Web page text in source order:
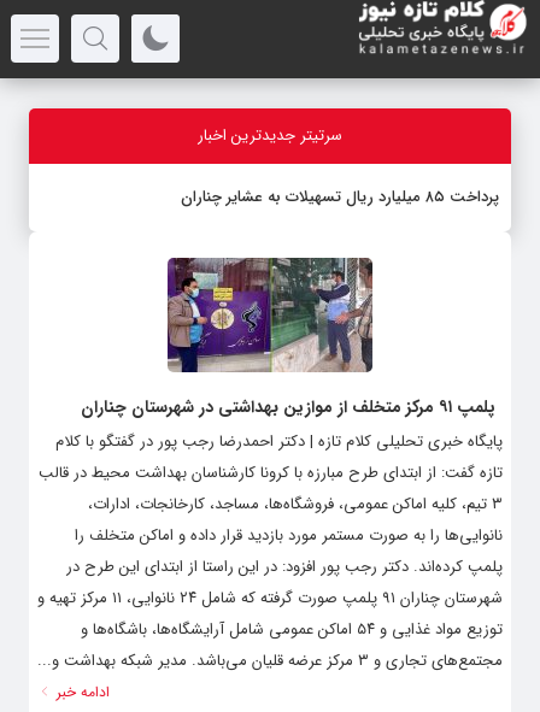
سرتیتر جدیدترین اخبار
پرداخت ۸۵ میلیارد ریال تسهیلات به عشایر چناران
پلمپ ۹۱ مرکز متخلف از موازین بهداشتی در شهرستان چناران
پایگاه خبری تحلیلی کلام تازه | دکتر احمدرضا رجب پور در گفتگو با کلام
تازه گفت: از ابتدای طرح مبارزه با کرونا کارشناسان بهداشت محیط در قالب
۳ تیم، کلیه اماکن عمومی، فروشگاه‌ها، مساجد، کارخانجات، ادارات،
نانوایی‌ها را به صورت مستمر مورد بازدید قرار داده و اماکن متخلف را
پلمپ کرده‌اند. دکتر رجب پور افزود: در این راستا از ابتدای این طرح در
شهرستان چناران ۹۱ پلمپ صورت گرفته که شامل ۲۴ نانوایی، ۱۱ مرکز تهیه و
توزیع مواد غذایی و ۵۴ اماکن عمومی شامل آرایشگاه‌ها، باشگاه‌ها و
مجتمع‌های تجاری و ۳ مرکز عرضه قلیان می‌باشد. مدیر شبکه بهداشت و...
ادامه خبر